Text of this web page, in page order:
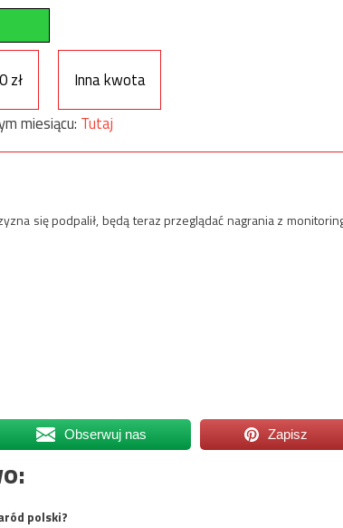
zł
Inna kwota
miesiącu: Tutaj
się podpalił, będą teraz przeglądać nagrania z
Obserwuj nas Zapisz
polski?